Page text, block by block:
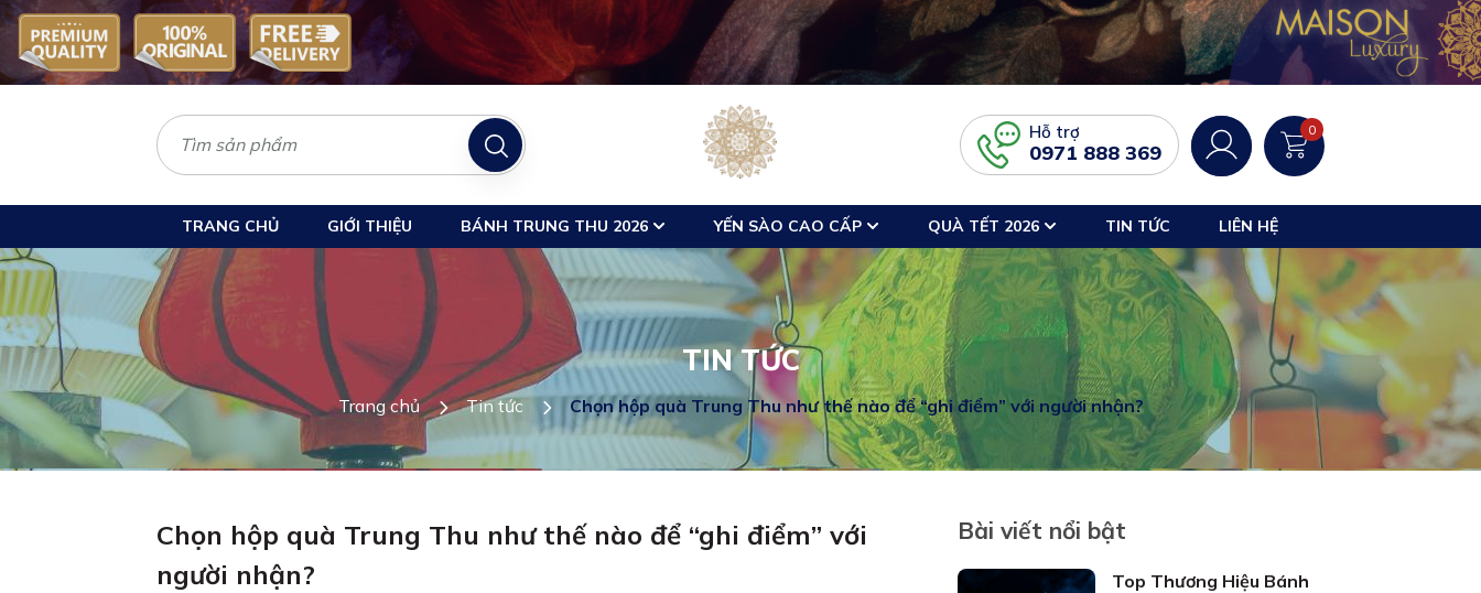
Hỗ trợ
0971 888 369
0
TRANG CHỦ GIỚI THIỆU BÁNH TRUNG THU 2026 YẾN SÀO CAO CẤP QUÀ TẾT 2026 TIN TỨC LIÊN HỆ
TIN TỨC
Trang chủ Tin tức Chọn hộp quà Trung Thu như thế nào để “ghi điểm” với người nhận?
Chọn hộp quà Trung Thu như thế nào để “ghi điểm” với
người nhận?
Bài viết nổi bật
Top Thương Hiệu Bánh